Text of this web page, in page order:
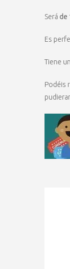
Será de
Es
Tiene
Podéis